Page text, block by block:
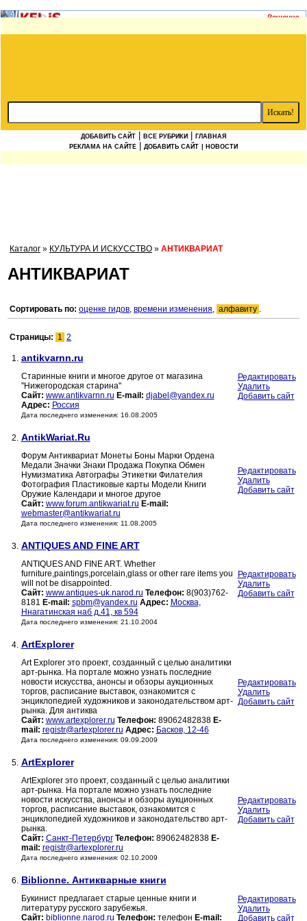
ДОБАВИТЬ САЙТ ВСЕ РУБРИКИ
ГЛАВНАЯ
РЕКЛАМА НА САЙТЕ
ДОБАВИТЬ САЙТ | НОВОСТИ
Каталог » КУЛЬТУРА И ИСКУССТВО » АНТИКВАРИАТ
АНТИКВАРИАТ
Сортировать по: оценке гидов, времени изменения, алфавиту .
Страницы: 1 2
1. antikvarnn.ru
Старинные книги и многое другое от магазина
"Нижегородская старина"
Сайт: www.antikvarnn.ru E-mail: djabel@yandex.ru
Адрес: Россия
Дата последнего изменения: 16.08.2005
Редактировать
Удалить
Добавить сайт
2. AntikWariat.Ru
Форум Антиквариат Монеты Боны Марки Ордена
Медали Значки Знаки Продажа Покупка Обмен
Нумизматика Автографы Этикетки Филателия
Фотография Пластиковые карты Модели Книги
Оружие Календари и многое другое
Сайт: www.forum.antikwariat.ru E-mail:
webmaster@antikwariat.ru
Дата последнего изменения: 11.08.2005
Редактировать
Удалить
Добавить сайт
3. ANTIQUES AND FINE ART
ANTIQUES AND FINE ART. Whether
furniture,paintings,porcelain,glass or other rare items you
will not be disappointed.
Сайт: www.antiques-uk.narod.ru Телефон: 8(903)762-
8181 E-mail: spbm@yandex.ru Адрес: Москва,
Ннагатинская наб д.41, кв 594
Дата последнего изменения: 21.10.2004
Редактировать
Удалить
Добавить сайт
4. ArtExplorer
Art Explorer это проект, созданный с целью аналитики
арт-рынка. На портале можно узнать последние
новости искусства, анонсы и обзоры аукционных
торгов, расписание выставок, ознакомится с
энциклопедией художников и законодательством арт-
рынка. Для антиква
Сайт: www.artexplorer.ru Телефон: 89062482838 E-
mail: registr@artexplorer.ru Адрес: Басков, 12-46
Дата последнего изменения: 09.09.2009
Редактировать
Удалить
Добавить сайт
5. ArtExplorer
ArtExplorer это проект, созданный с целью аналитики
арт-рынка. На портале можно узнать последние
новости искусства, анонсы и обзоры аукционных
торгов, расписание выставок, ознакомится с
энциклопедией художников и законодательство арт-
рынка.
Сайт: Санкт-Петербург Телефон: 89062482838 E-
mail: registr@artexplorer.ru
Дата последнего изменения: 02.10.2009
Редактировать
Удалить
Добавить сайт
6. Biblionne. Антикварные книги
Букинист предлагает старые ценные книги и
литературу русского зарубежья.
Сайт: biblionne.narod.ru Телефон: телефон E-mail:
Редактировать
Удалить
Добавить сайт